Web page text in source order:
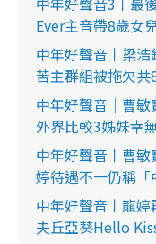
Ever主音帶8歲女
中年好聲音丨梁
苦主群組被拖欠共
中年好聲音│曹敏
外界比較3姊妹幸
中年好聲音丨曹
婷待遇不一仍稱「
中年好聲音丨龍
夫丘亞葵Hello